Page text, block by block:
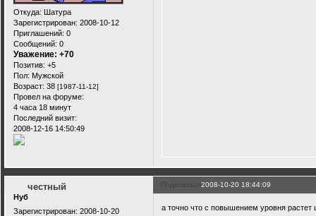
Откуда: Шатура
Зарегистрирован: 2008-10-12
Приглашений: 0
Сообщений: 0
Уважение: +70
Позитив: +5
Пол: Мужской
Возраст: 38 [1987-11-12]
Провел на форуме:
4 часа 18 минут
Последний визит:
2008-12-16 14:50:49
Поделиться2008-10-20 18:44:09
честный
Нуб
Зарегистрирован: 2008-10-20
а точно что с повышением уровня